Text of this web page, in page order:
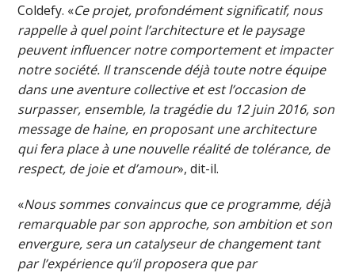
Coldefy. «Ce projet, profondément significatif, nous
rappelle à quel point l’architecture et le paysage
peuvent influencer notre comportement et impacter
notre société. Il transcende déjà toute notre équipe
dans une aventure collective et est l’occasion de
surpasser, ensemble, la tragédie du 12 juin 2016, son
message de haine, en proposant une architecture
qui fera place à une nouvelle réalité de tolérance, de
respect, de joie et d’amour», dit-il.
«Nous sommes convaincus que ce programme, déjà
remarquable par son approche, son ambition et son
envergure, sera un catalyseur de changement tant
par l’expérience qu’il proposera que par